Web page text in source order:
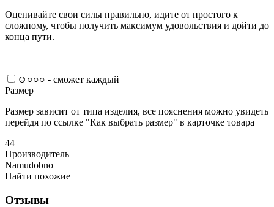
Оценивайте свои силы правильно, идите от простого к
сложному, чтобы получить максимум удовольствия и дойти до
конца пути.
☺○○○ - сможет каждый
Размер
Размер зависит от типа изделия, все пояснения можно увидеть
перейдя по ссылке "Как выбрать размер" в карточке товара
44
Производитель
Namudobno
Найти похожие
Отзывы